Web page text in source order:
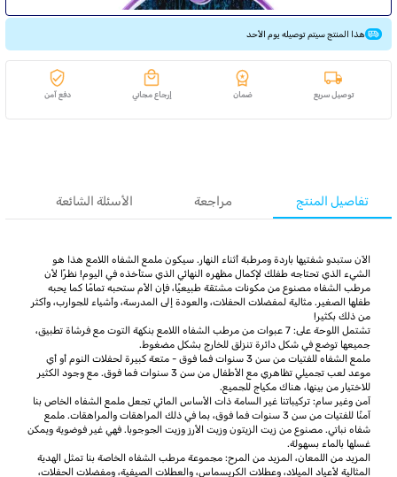
هذا المنتج سيتم توصيله يوم الأحد
توصيل سريع ضمان إرجاع مجاني دفع آمن
تفاصيل المنتج مراجعة الأسئلة الشائعة
الآن ستبدو شفتيها باردة ومرطبة أثناء النهار. سيكون ملمع الشفاه اللامع هذا هو
الشيء الذي تحتاجه طفلك لإكمال مظهره النهائي الذي ستأخذه في اليوم! نظرًا لأن
مرطب الشفاه مصنوع من مكونات مشتقة طبيعيًا، فإن الأم ستحبه تمامًا كما يحبه
طفلها الصغير. مثالية لمفضلات الحفلات، والعودة إلى المدرسة، وأشياء للجوارب، وأكثر
من ذلك بكثير!
تشتمل اللوحة على: 7 عبوات من مرطب الشفاه اللامع بنكهة التوت مع فرشاة تطبيق،
جميعها توضع في شكل دائرة تنزلق للخارج بشكل مضغوط.
ملمع الشفاه للفتيات من سن 3 سنوات فما فوق - متعة كبيرة لحفلات النوم أو أي
موعد لعب تجميلي تظاهري مع الأطفال من سن 3 سنوات فما فوق. مع وجود الكثير
للاختيار من بينها، هناك مكياج للجميع.
آمن وغير سام: تركيباتنا غير السامة ذات الأساس المائي تجعل ملمع الشفاه الخاص بنا
آمنًا للفتيات من سن 3 سنوات فما فوق، بما في ذلك المراهقات والمراهقات. ملمع
شفاه نباتي. مصنوع من زيت الزيتون وزيت الأرز وزيت الجوجوبا. فهي غير فوضوية ويمكن
غسلها بالماء بسهولة.
المزيد من اللمعان، المزيد من المرح: مجموعة مرطب الشفاه الخاصة بنا تمثل الهدية
المثالية لأعياد الميلاد، وعطلات الكريسماس، والعطلات الصيفية، ومفضلات الحفلات،